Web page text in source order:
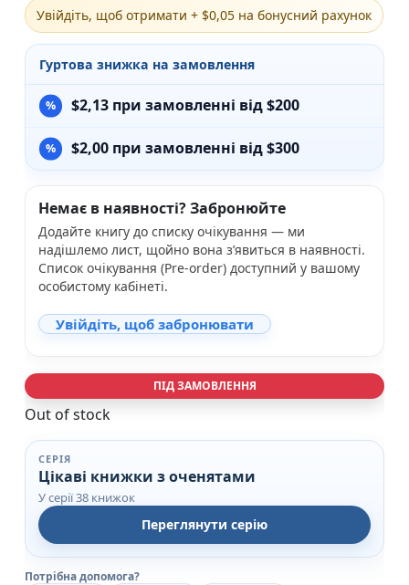
Увійдіть, щоб отримати + $0,05 на бонусний рахунок
Гуртова знижка на замовлення
$2,13 при замовленні від $200
$2,00 при замовленні від $300
Немає в наявності? Забронюйте
Додайте книгу до списку очікування — ми
надішлемо лист, щойно вона з’явиться в наявності.
Список очікування (Pre-order) доступний у вашому
особистому кабінеті.
Увійдіть, щоб забронювати
ПІД ЗАМОВЛЕННЯ
Out of stock
СЕРІЯ
Цікаві книжки з оченятами
У серії 38 книжок
Переглянути серію
Потрібна допомога?